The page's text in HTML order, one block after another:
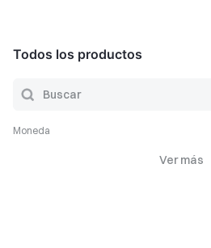
Todos los productos
Moneda
Ver más